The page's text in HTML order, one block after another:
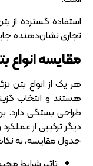
استفاده گسترده از
تجاری نشان‌دهنده
مقایسه انواع
هر یک از انواع بتن
هستند و انتخاب
طراحی بستگی دارد.
دیگر ترکیبی از
جدول مقایسه، به